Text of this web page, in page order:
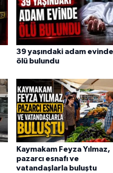
39 yaşındaki adam evinde
ölü bulundu
Kaymakam Feyza Yılmaz,
pazarcı esnafı ve
vatandaşlarla buluştu